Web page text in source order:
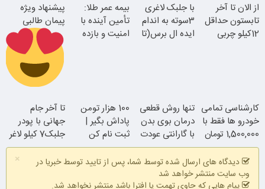
ضامن؛ همین
امروز اقدام کن
جوان شو
از الان تا آخر
تابستون حداقل
12کیلو چربی
با جلبک لاغری
3سوته به اندام
ایده ال برس(تا
بیمه عمر طلا:
تأمین آینده با
امنیت و بازده
پیشنهاد ویژه
پیمان طالبی
با تخفیف ویژه
کارشناسی تمامی
خودرو ها فقط با
1,500,000 تومان
تنها روش قطعی
درمان بوی بدن
با گارانتی عودت
وجه
100 هزار تومن
پاداش بگیر |
ثبت نام کن
تا آخر جام
جهانی با پودر
جلبک7 کیلو لاغر
شو
×
دیدگاه های ارسال شده توسط شما، پس از تایید توسط خبریا در
وب سایت منتشر خواهد شد